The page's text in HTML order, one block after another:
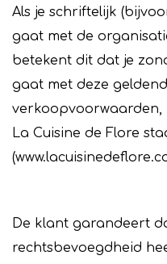
Als je schriftelijk
gaat met de
betekent dit dat je
gaat met deze
verkoopvoorwaarden,
La Cuisine de Flore
De klant garandeert
rechtsbevoegdheid